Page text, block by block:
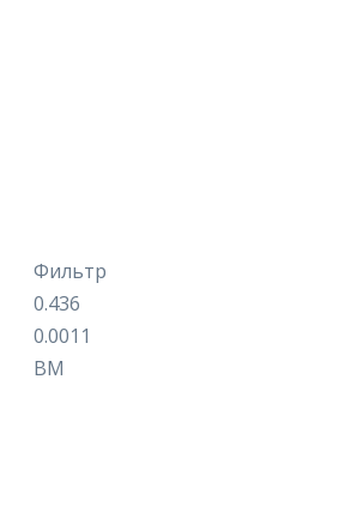
Фильтр
0.436
0.0011
ВМ